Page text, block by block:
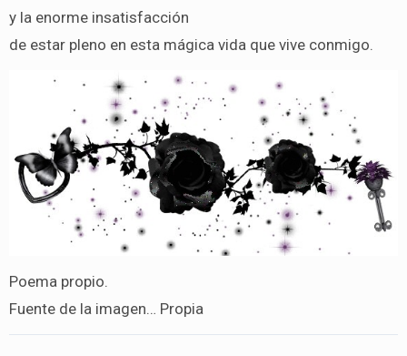
y la enorme insatisfacción
de estar pleno en esta mágica vida que vive conmigo.
Poema propio.
Fuente de la imagen… Propia